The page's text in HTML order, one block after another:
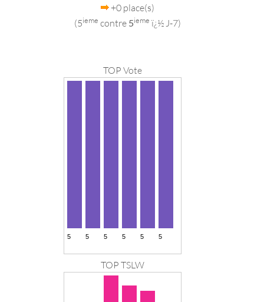
+0 place(s)
(5ieme contre 5ieme ï¿½ J-7)
TOP Vote
TOP TSLW